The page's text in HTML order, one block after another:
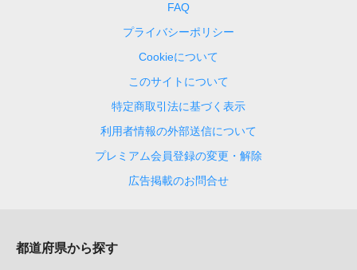
FAQ
プライバシーポリシー
Cookieについて
このサイトについて
特定商取引法に基づく表示
利用者情報の外部送信について
プレミアム会員登録の変更・解除
広告掲載のお問合せ
都道府県から探す